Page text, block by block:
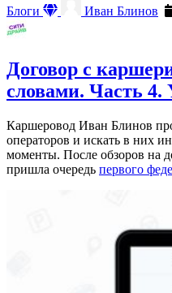
Блоги Иван Блинов
Договор с
словами. Часть 4.
Каршеровод Иван Блинов
операторов и искать в них
моменты. После обзоров на
пришла очередь первого